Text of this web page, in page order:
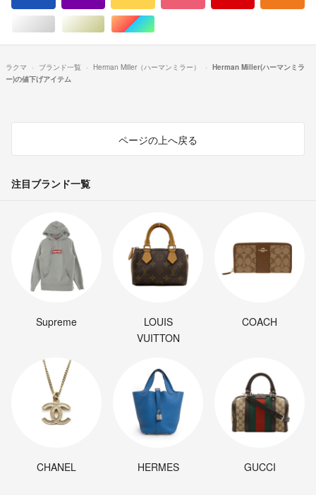
シルバー/銀色系ゴールド/金色系マルチカラー
ラクマ ブランド一覧 Herman Miller（ハーマンミラー）
Herman Miller(ハーマンミラ
ー)の値下げアイテム
ページの上へ戻る
注目ブランド一覧
Supreme
LOUIS
VUITTON
COACH
CHANEL HERMES GUCCI